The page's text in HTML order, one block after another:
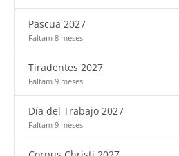
Pascua 2027
Faltam 8 meses
Tiradentes 2027
Faltam 9 meses
Día del Trabajo 2027
Faltam 9 meses